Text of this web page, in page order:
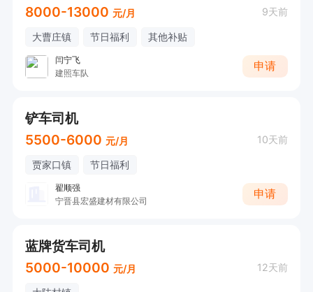
8000-13000 元/月 9天前
大曹庄镇 节日福利 其他补贴
闫宁飞
建照车队
申请
铲车司机
5500-6000 元/月 10天前
贾家口镇 节日福利
翟顺强
宁晋县宏盛建材有限公司
申请
蓝牌货车司机
5000-10000 元/月 12天前